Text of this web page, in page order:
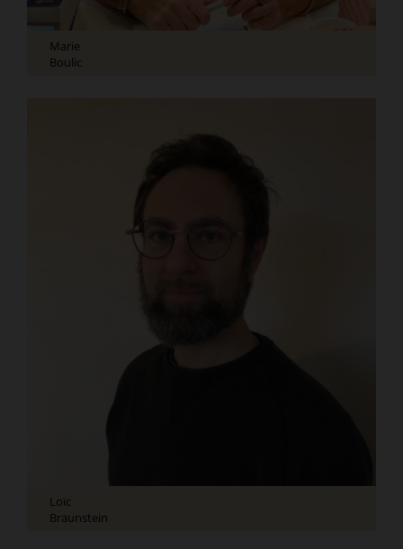
Marie
Boulic
Loïc
Braunstein